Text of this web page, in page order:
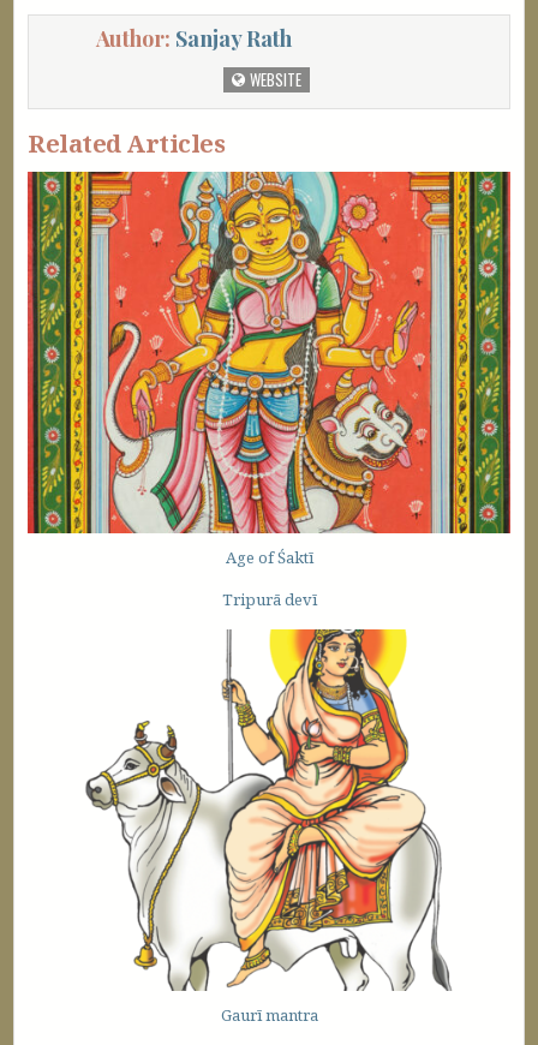
Author: Sanjay Rath
WEBSITE
Related Articles
Age of Śaktī
Tripurā devī
Gaurī mantra